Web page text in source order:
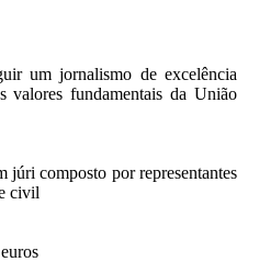
um jornalismo de excelência
valores fundamentais da União
júri composto por representantes
civil